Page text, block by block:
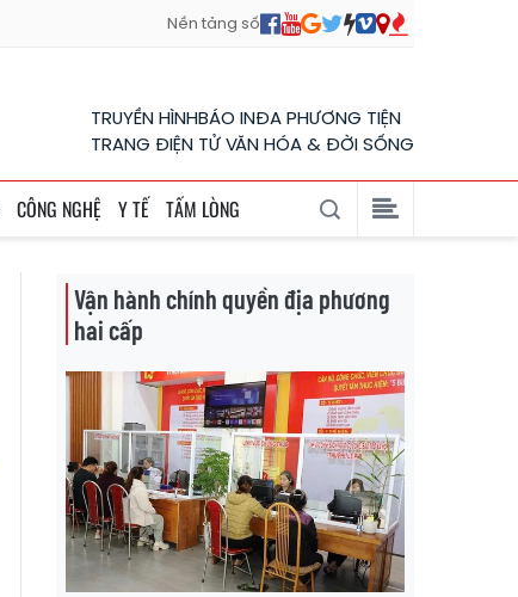
Nền tảng số
TRUYỀN HÌNHBÁO INĐA PHƯƠNG TIỆN
TRANG ĐIỆN TỬ VĂN HÓA & ĐỜI SỐNG
CÔNG NGHỆ Y TẾ TẤM LÒNG
Vận hành chính quyền địa phương
hai cấp